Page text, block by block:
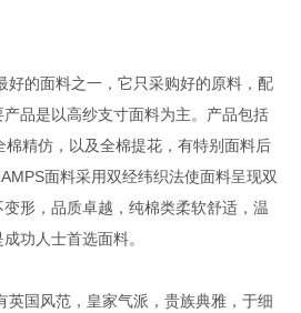
好的面料之一，它只采购好的原料，配
品是以高纱支寸面料为主。产品包括
精仿，以及全棉提花，有特别面料后
面料采用双经纬织法使面料呈现双
形，品质卓越，纯棉类柔软舒适，温
功人士首选面料。
英国风范，皇家气派，贵族典雅，于细